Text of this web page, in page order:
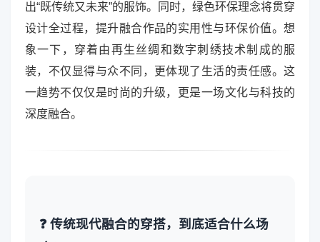
出“既传统又未来”的服饰。同时，绿色环保理念将贯穿
设计全过程，提升融合作品的实用性与环保价值。想
象一下，穿着由再生丝绸和数字刺绣技术制成的服
装，不仅显得与众不同，更体现了生活的责任感。这
一趋势不仅仅是时尚的升级，更是一场文化与科技的
深度融合。
❓ 传统现代融合的穿搭，到底适合什么场